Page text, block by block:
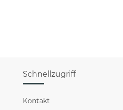
Schnellzugriff
Kontakt